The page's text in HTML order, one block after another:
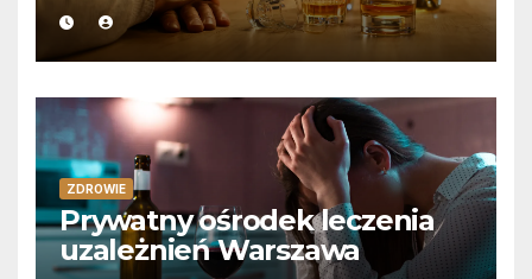
ZDROWIE
Prywatny ośrodek leczenia
uzależnień Warszawa